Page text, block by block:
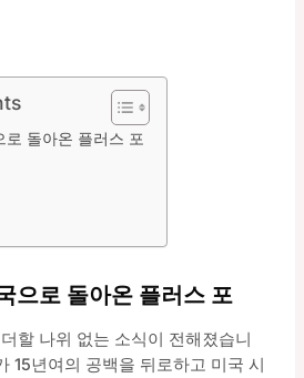
로 돌아온 플러스 포
으로 돌아온 플러스 포
할 나위 없는 소식이 전해졌습니
15년여의 공백을 뒤로하고 미국 시